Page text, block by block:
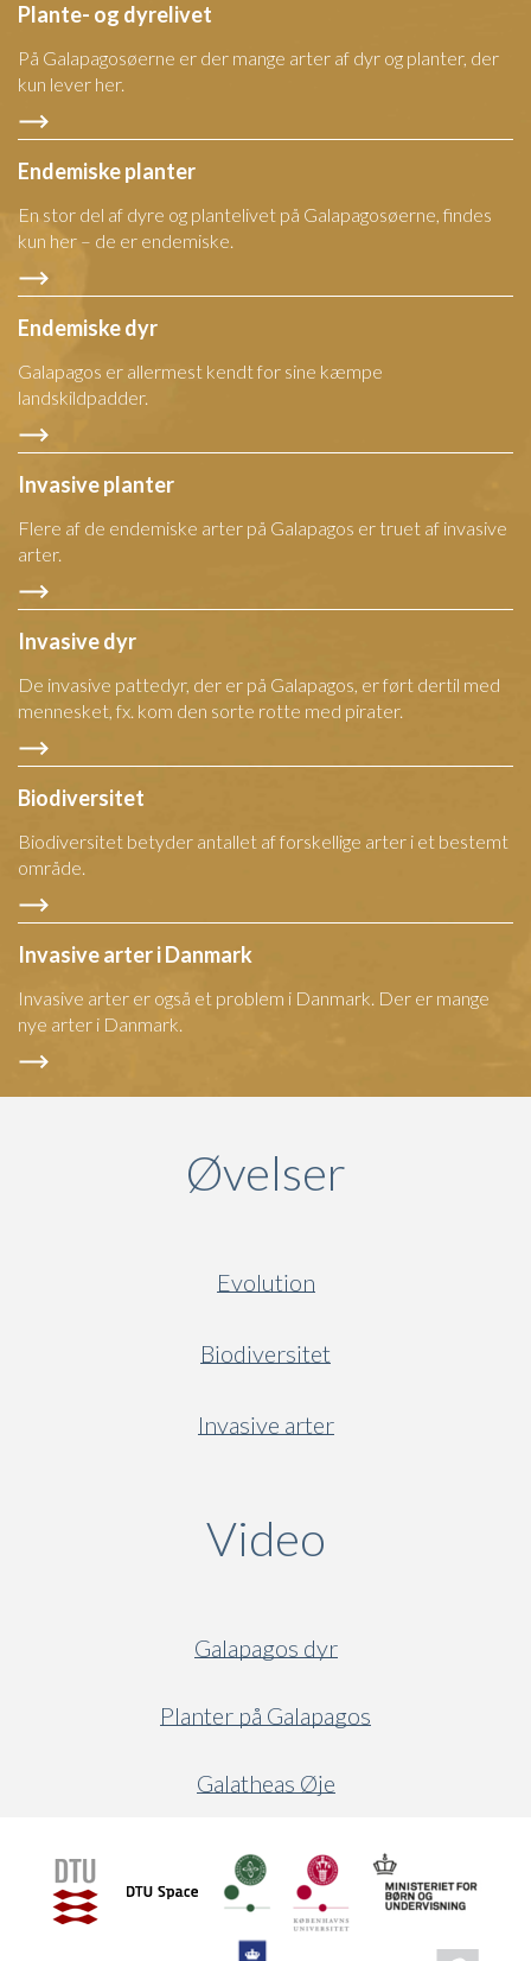
Plante- og dyrelivet
På Galapagosøerne er der mange arter af dyr og planter, der
kun lever her.
Endemiske planter
En stor del af dyre og plantelivet på Galapagosøerne, findes
kun her – de er endemiske.
Endemiske dyr
Galapagos er allermest kendt for sine kæmpe
landskildpadder.
Invasive planter
Flere af de endemiske arter på Galapagos er truet af invasive
arter.
Invasive dyr
De invasive pattedyr, der er på Galapagos, er ført dertil med
mennesket, fx. kom den sorte rotte med pirater.
Biodiversitet
Biodiversitet betyder antallet af forskellige arter i et bestemt
område.
Invasive arter i Danmark
Invasive arter er også et problem i Danmark. Der er mange
nye arter i Danmark.
Øvelser
Evolution
Biodiversitet
Invasive arter
Video
Galapagos dyr
Planter på Galapagos
Galatheas Øje